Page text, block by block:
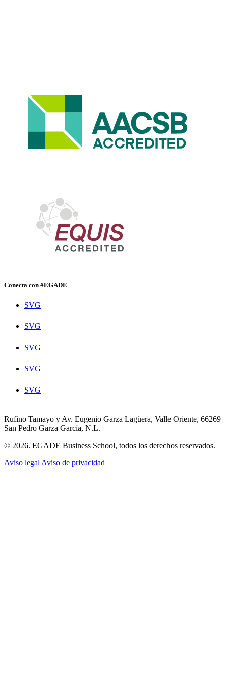
Conecta con #EGADE
SVG
SVG
SVG
SVG
SVG
Rufino Tamayo y Av. Eugenio Garza Lagüera, Valle Oriente, 66269
San Pedro Garza García, N.L.
© 2026. EGADE Business School, todos los derechos reservados.
Aviso legal Aviso de privacidad